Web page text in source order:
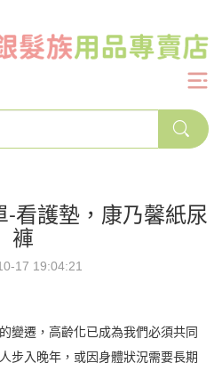
看護墊，康乃馨紙尿
褲
17 19:04:21
變遷，高齡化已成為我們必須共同
步入晚年，或因身體狀況需要長期